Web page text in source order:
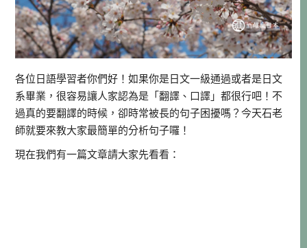
各位日語學習者你們好！如果你是日文一級通過或者是日文
系畢業，很容易讓人家認為是「翻譯、口譯」都很行吧！不
過真的要翻譯的時候，卻時常被長的句子困擾嗎？今天石老
師就要來教大家最簡單的分析句子囉！
現在我們有一篇文章請大家先看看：